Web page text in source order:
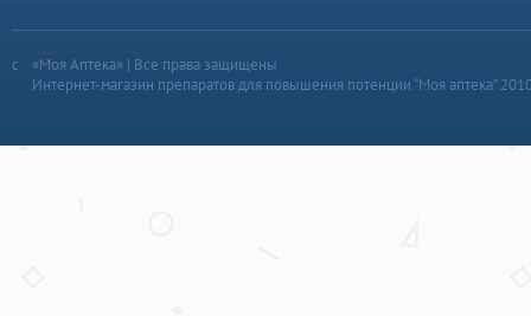
«Моя Аптека» | Все права защищены
Интернет-магазин препаратов для повышения потенции “Моя аптека”